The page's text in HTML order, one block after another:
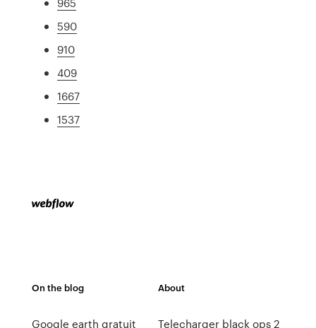
590
910
409
1667
1537
On the blog
Google earth gratuit
About
Telecharger black ops 2